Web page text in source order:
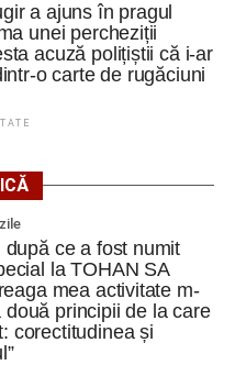
a ajuns în pragul
unei percheziții
acuză polițiștii că i-ar
o carte de rugăciuni
după ce a fost numit
la TOHAN SA
mea activitate m-
principii de la care
corectitudinea și